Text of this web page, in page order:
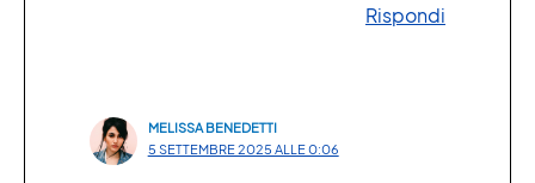
Rispondi
MELISSA BENEDETTI
5 SETTEMBRE 2025 ALLE 0:06